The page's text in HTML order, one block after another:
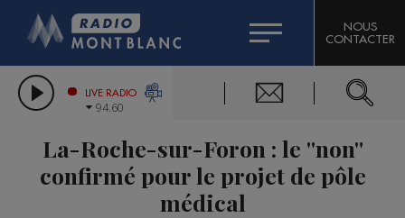
LES CHRONIQUES DE L'EXPERT
CITIZEN MACHINERY
GRAND MASSIF DOMAINES SKIABLES
BIGARD
COMPAGNIE DU MONT-BLANC
NOUS
CONTACTER
LIVE RADIO
94.60
La-Roche-sur-Foron : le ''non''
confirmé pour le projet de pôle
médical